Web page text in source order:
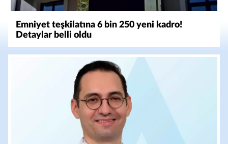
Emniyet teşkilatına 6 bin 250 yeni kadro!
Detaylar belli oldu